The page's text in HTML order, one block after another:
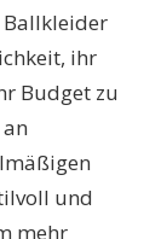
Ballkleider
ihr
Budget zu
und
mehr